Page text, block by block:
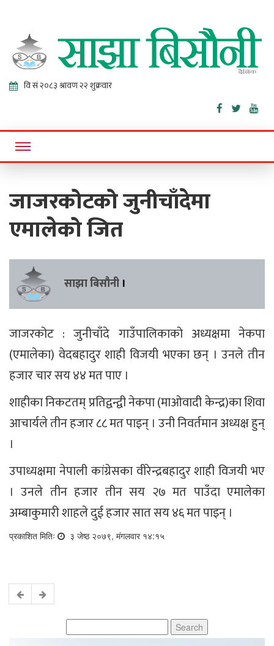
Sajha
Bisaunee
Online News Portal
जाजरकोटको जुनीचाँदेमा
एमालेको जित
साझा बिसौनी ।
जाजरकोट : जुनीचाँदे गाउँपालिकाको अध्यक्षमा नेकपा
(एमालेका) वेदबहादुर शाही विजयी भएका छन् । उनले तीन
हजार चार सय ४४ मत पाए ।
शाहीका निकटतम् प्रतिद्वन्द्वी नेकपा (माओवादी केन्द्र)का शिवा
आचार्यले तीन हजार ८८ मत पाइन् । उनी निवर्तमान अध्यक्ष हुन्
।
उपाध्यक्षमा नेपाली कांग्रेसका वीरेन्द्रबहादुर शाही विजयी भए
। उनले तीन हजार तीन सय २७ मत पाउँदा एमालेका
अम्बाकुमारी शाहले दुई हजार सात सय ४६ मत पाइन् ।
प्रकाशित मितिः ३ जेष्ठ २०७९, मंगलवार १४:१५
for: